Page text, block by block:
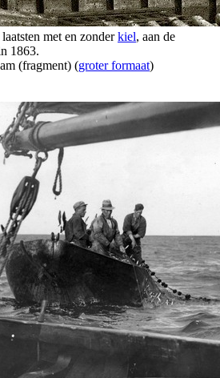
met en zonderkiel, aan de
1863.
(fragment) (groter formaat)